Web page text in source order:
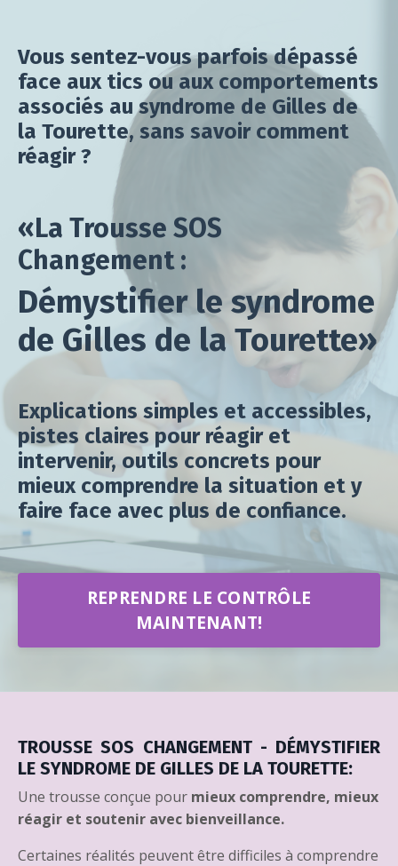
Vous sentez-vous parfois dépassé
face aux tics ou aux comportements
associés ausyndrome de Gilles de
la Tourette, sans savoir comment
réagir ?
«La Trousse SOS
Changement :
Démystifier le syndrome
de Gilles de la Tourette»
Explications simples et accessibles,
pistes claires pour réagir et
intervenir, outils concrets pour
mieux comprendre la situation et y
faire face avec plus de confiance.
REPRENDRE LE CONTRÔLE
MAINTENANT!
TROUSSE SOS CHANGEMENT - DÉMYSTIFIER
LE SYNDROME DE GILLES DE LA TOURETTE:
Une trousse conçue pour mieux comprendre, mieux
réagir et soutenir avec bienveillance.
Certaines réalités peuvent être difficiles à comprendre